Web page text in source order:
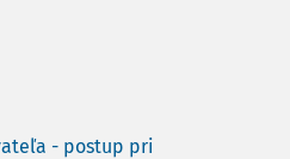
- postup pri